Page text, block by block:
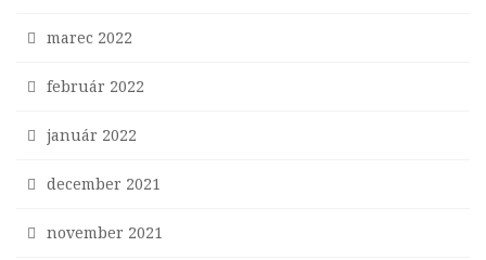
marec 2022
február 2022
január 2022
december 2021
november 2021